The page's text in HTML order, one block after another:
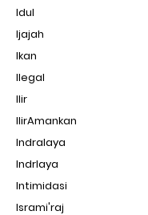
Idul
Ijajah
Ikan
Ilegal
Ilir
IlirAmankan
Indralaya
Indrlaya
Intimidasi
Isrami'raj